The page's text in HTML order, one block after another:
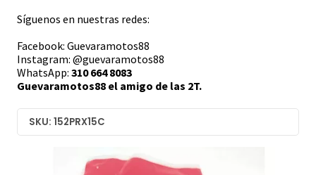
Síguenos en nuestras redes:
Facebook: Guevaramotos88
Instagram: @guevaramotos88
WhatsApp: 310 664 8083
Guevaramotos88 el amigo de las 2T.
SKU: 152PRX15C